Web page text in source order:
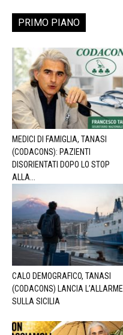
PRIMO PIANO
MEDICI DI FAMIGLIA, TANASI
(CODACONS): PAZIENTI
DISORIENTATI DOPO LO STOP
ALLA...
CALO DEMOGRAFICO, TANASI
(CODACONS) LANCIA L’ALLARME
SULLA SICILIA